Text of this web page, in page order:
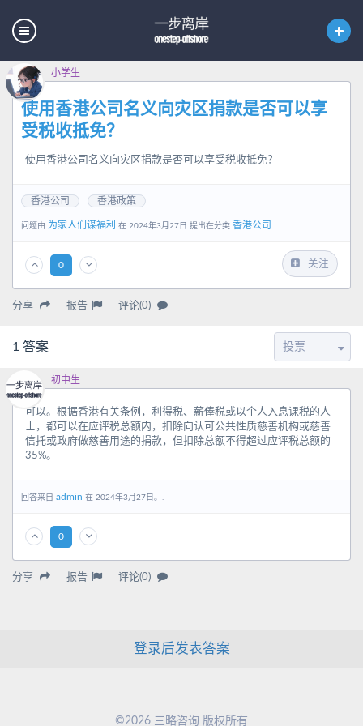
小学生
使用香港公司名义向灾区捐款是否可以享
受税收抵免？
使用香港公司名义向灾区捐款是否可以享受税收抵免？
香港公司 香港政策
问题由 为家人们谋福利 在 2024年3月27日 提出在分类 香港公司 .
0 关注
分享 报告 评论(0)
1 答案
初中生
可以。根据香港有关条例，利得税、薪俸税或以个人入息课税的人
士，都可以在应评税总额内，扣除向认可公共性质慈善机构或慈善
信托或政府做慈善用途的捐款，但扣除总额不得超过应评税总额的
35%。
回答来自 admin 在 2024年3月27日。.
0
分享 报告 评论(0)
登录后发表答案
©2026 三略咨询 版权所有